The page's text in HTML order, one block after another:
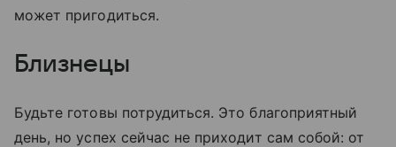
может пригодиться.
Близнецы
Будьте готовы потрудиться. Это благоприятный
день, но успех сейчас не приходит сам собой: от